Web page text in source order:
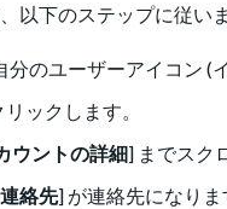
以下のステップに従いま
のユーザーアイコン (
リックします。
ウントの詳細] までスク
絡先] が連絡先になりま